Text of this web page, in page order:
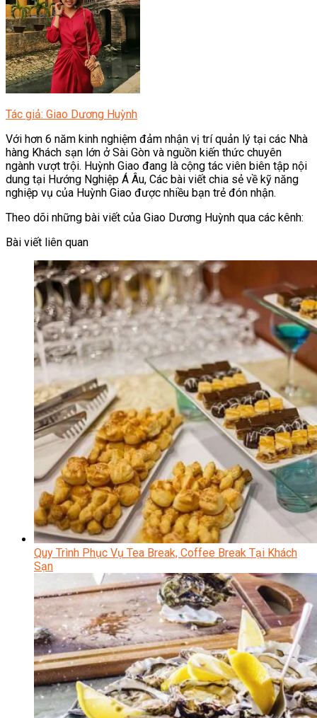
Tác giả: Giao Dương Huỳnh
Với hơn 6 năm kinh nghiệm đảm nhận vị trí quản lý tại các Nhà
hàng Khách sạn lớn ở Sài Gòn và nguồn kiến thức chuyên
ngành vượt trội. Huỳnh Giao đang là cộng tác viên biên tập nội
dung tại Hướng Nghiệp Á Âu, Các bài viết chia sẻ về kỹ năng
nghiệp vụ của Huỳnh Giao được nhiều bạn trẻ đón nhận.
Theo dõi những bài viết của Giao Dương Huỳnh qua các kênh:
Bài viết liên quan
Quy Trình Phục Vụ Tea Break, Coffee Break Tại Khách
Sạn